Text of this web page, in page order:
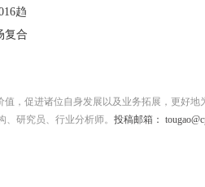
趋
复合
值，促进诸位自身发展以及业务拓展，更好
研究员、行业分析师。 投稿邮箱：